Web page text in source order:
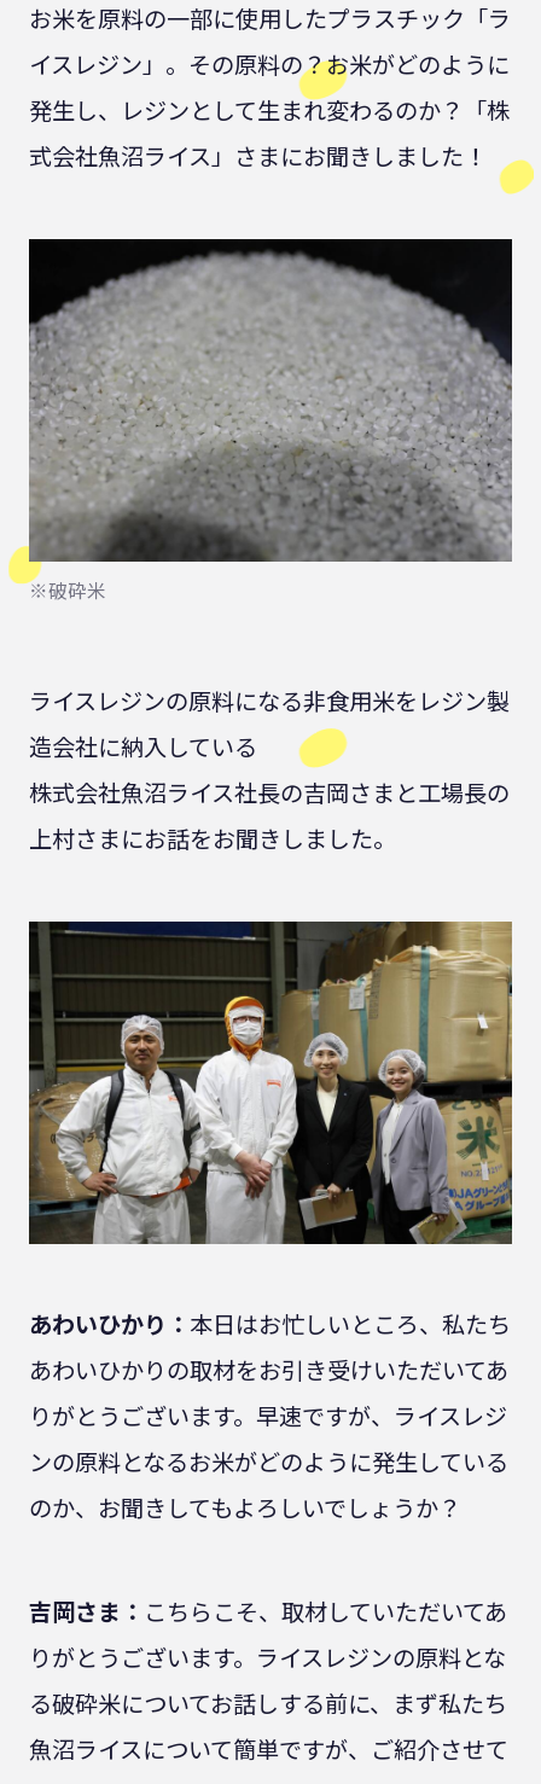
お米を原料の一部に使用したプラスチック「ラ
イスレジン」。その原料の？お米がどのように
発生し、レジンとして生まれ変わるのか？「株
式会社魚沼ライス」さまにお聞きしました！
※破砕米
ライスレジンの原料になる非食用米をレジン製
造会社に納入している
株式会社魚沼ライス社長の吉岡さまと工場長の
上村さまにお話をお聞きしました。
あわいひかり： 本日はお忙しいところ、私たち
あわいひかりの取材をお引き受けいただいてあ
りがとうございます。早速ですが、ライスレジ
ンの原料となるお米がどのように発生している
のか、お聞きしてもよろしいでしょうか？
吉岡さま： こちらこそ、取材していただいてあ
りがとうございます。ライスレジンの原料とな
る破砕米についてお話しする前に、まず私たち
魚沼ライスについて簡単ですが、ご紹介させて